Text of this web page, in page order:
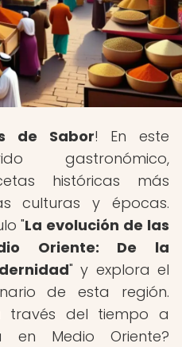
de Sabor! En este
gastronómico,
históricas más
culturas y épocas.
"La evolución de las
Oriente: De la
" y explora el
de esta región.
través del tiempo a
Medio Oriente?